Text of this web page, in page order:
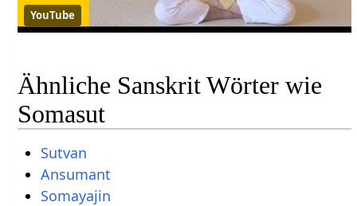
YouTube
Ähnliche Sanskrit Wörter wie
Somasut
Sutvan
Ansumant
Somayajin